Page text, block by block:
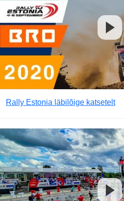
Rally Estonia läbilõige katsetelt